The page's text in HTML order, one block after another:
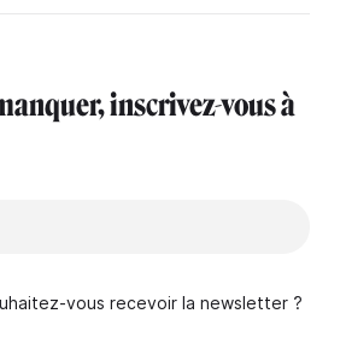
inscrivez-vous à
vous recevoir la newsletter ?